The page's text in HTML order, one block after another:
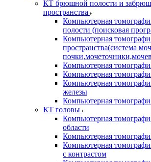
КТ брюшной полости и
пространства
Компьютерная
полости (поисковая
Компьютерная
пространства(система
Компьютерная
Компьютерная
Компьютерная
железы
Компьютерная
КТ головы
Компьютерная
области
Компьютерная
Компьютерная
с контрастом